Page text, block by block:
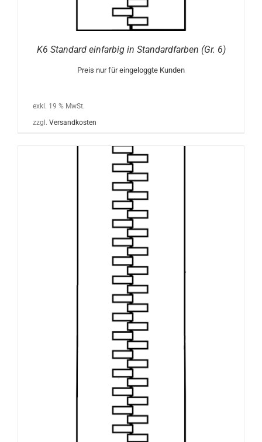
K6 Standard einfarbig in Standardfarben (Gr. 6)
Preis nur für eingeloggte Kunden
exkl. 19 % MwSt.
zzgl. Versandkosten